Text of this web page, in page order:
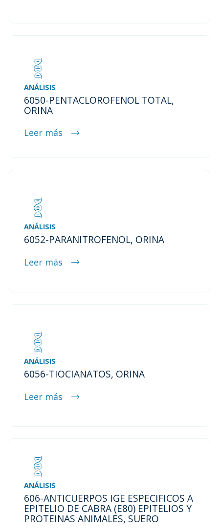
ANÁLISIS
6050-PENTACLOROFENOL TOTAL,
ORINA
Leer más
ANÁLISIS
6052-PARANITROFENOL, ORINA
Leer más
ANÁLISIS
6056-TIOCIANATOS, ORINA
Leer más
ANÁLISIS
606-ANTICUERPOS IGE ESPECIFICOS A
EPITELIO DE CABRA (E80) EPITELIOS Y
PROTEINAS ANIMALES, SUERO